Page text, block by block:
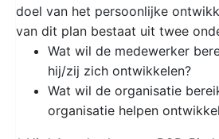
doel van het persoonlijke
van dit plan bestaat uit twee
Wat wil de medewerker
hij/zij zich ontwikkelen?
Wat wil de organisatie
organisatie helpen